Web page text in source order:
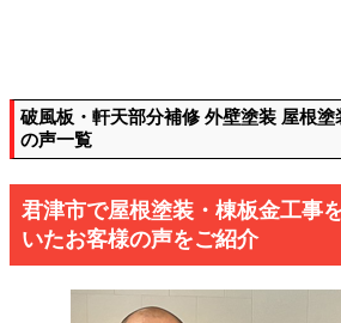
破風板・軒天部分補修 外壁塗装 屋根
の声一覧
君津市で屋根塗装・棟板金工事
いたお客様の声をご紹介